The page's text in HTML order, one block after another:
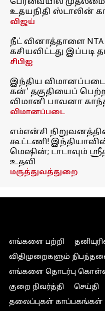
பேரவையில்
உதயநிதி ஸ்டாலின்
விஜய்
நீட் வினாத்தாளை
கசியவிட்டது இப்படி
சிபிஐ
இந்திய
கன்' தகுதியைப்
விமானி பாவனா
விமானப்படை
எம்என்சி
கூட்டணி!
மெஷின்; டாடாவும்
உதவி
மருத்துவத்துறை
எங்களை பற்றி
விதிமுறைகளும்
எங்களை தொடர்பு
குறை நிவர்த்தி
செய்தி
தலைப்புகள் காப்பகங்கள்